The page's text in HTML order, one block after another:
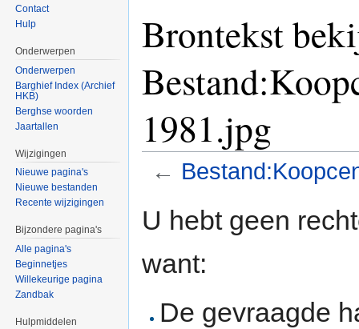
Brontekst
1981.jpg
←
U hebt geen
want:
De gevraagde
Contact
Hulp
Onderwerpen
Onderwerpen
Barghief Index (Archief
HKB)
Berghse woorden
Jaartallen
Wijzigingen
Nieuwe pagina's
Nieuwe bestanden
Recente wijzigingen
Bijzondere pagina's
Alle pagina's
Beginnetjes
Willekeurige pagina
Zandbak
Hulpmiddelen